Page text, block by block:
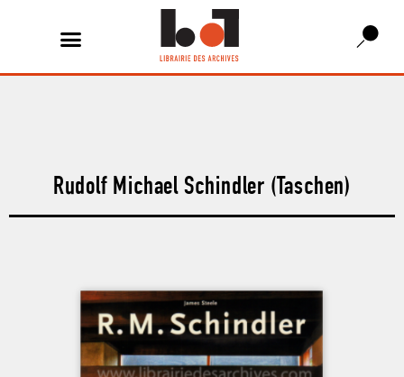
Rudolf Michael Schindler (Taschen)